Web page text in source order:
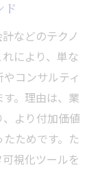
再発見
化
ント
影響
の相乗効果
効率化
の活用方法
ド
などのテクノ
により、単な
コンサルティ
。理由は、業
より付加価値
ためです。た
視化ツールを